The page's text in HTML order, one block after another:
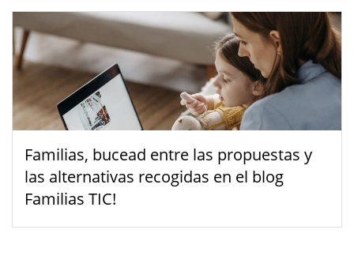
Familias, bucead entre las propuestas y
las alternativas recogidas en el blog
Familias TIC!